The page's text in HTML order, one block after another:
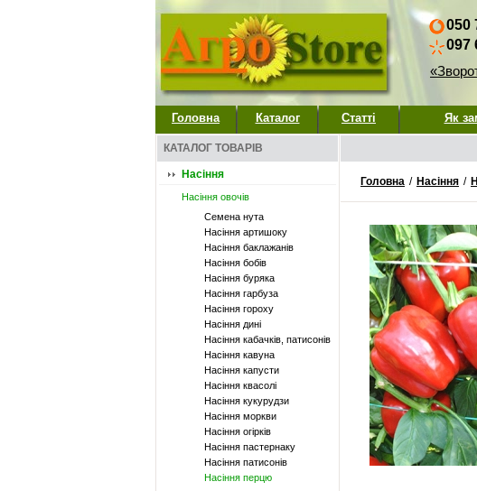
050
097
Головна Каталог Статті Як
КАТАЛОГ ТОВАРІВ
Насіння
Насіння овочів
Семена нута
Насіння артишоку
Насіння баклажанів
Насіння бобів
Насіння буряка
Насіння гарбуза
Насіння гороху
Насіння дині
Насіння кабачків, патисонів
Насіння кавуна
Насіння капусти
Насіння квасолі
Насіння кукурудзи
Насіння моркви
Насіння огірків
Насіння пастернаку
Насіння патисонів
Насіння перцю
Головна / Насіння /